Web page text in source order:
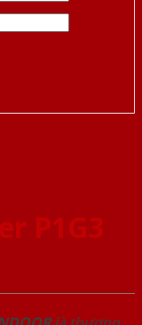
P1G3